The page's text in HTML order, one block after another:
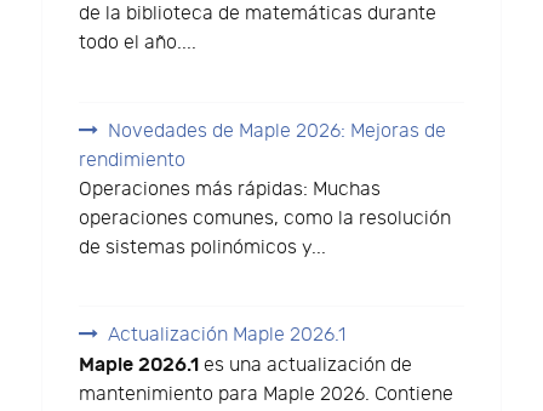
de la biblioteca de matemáticas durante
todo el año....
Novedades de Maple 2026: Mejoras de
rendimiento
Operaciones más rápidas: Muchas
operaciones comunes, como la resolución
de sistemas polinómicos y...
Actualización Maple 2026.1
Maple 2026.1 es una actualización de
mantenimiento para Maple 2026. Contiene